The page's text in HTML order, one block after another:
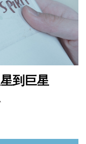
到巨星